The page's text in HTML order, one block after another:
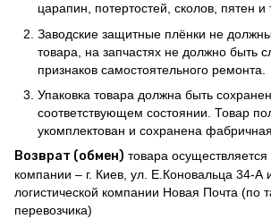
царапин, потертостей, сколов, пятен и
Заводские защитные плёнки не
товара, на запчастях не должно быть
признаков самостоятельного ремонта.
Упаковка товара должна быть
соответствующем состоянии. Товар
укомплектован и сохранена фабричная
Возврат (обмен) товара
компании – г. Киев, ул. Е.Коновальца 34-
логистической компании Новая Почта (по
перевозчика)